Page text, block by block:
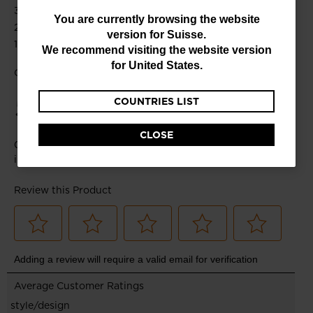
You
are
website
version
for
Suisse.
We
recommend
visiting
the
website
You are currently browsing the website
version for Suisse.
We recommend visiting the website version
for United States.
COUNTRIES LIST
CLOSE